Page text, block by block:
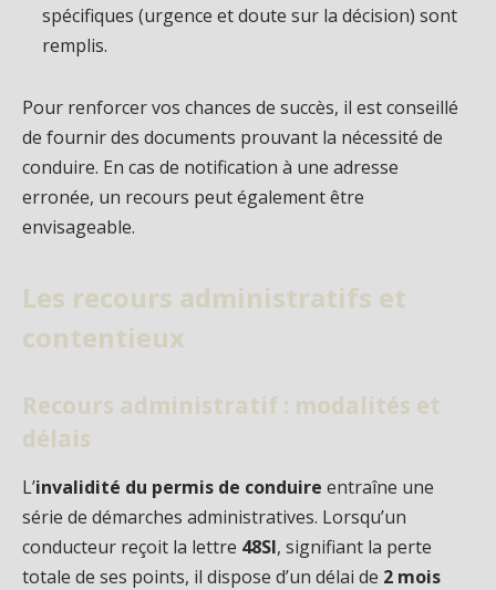
spécifiques (urgence et doute sur la décision) sont
remplis.
Pour renforcer vos chances de succès, il est conseillé
de fournir des documents prouvant la nécessité de
conduire. En cas de notification à une adresse
erronée, un recours peut également être
envisageable.
Les recours administratifs et
contentieux
Recours administratif : modalités et
délais
L’invalidité du permis de conduire entraîne une
série de démarches administratives. Lorsqu’un
conducteur reçoit la lettre 48SI, signifiant la perte
totale de ses points, il dispose d’un délai de 2 mois